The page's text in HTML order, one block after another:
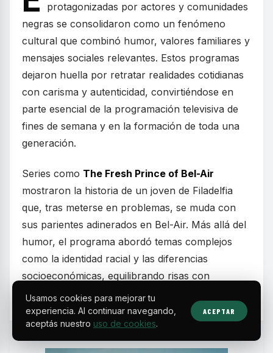
protagonizadas por actores y comunidades
negras se consolidaron como un fenómeno
cultural que combinó humor, valores familiares y
mensajes sociales relevantes. Estos programas
dejaron huella por retratar realidades cotidianas
con carisma y autenticidad, convirtiéndose en
parte esencial de la programación televisiva de
fines de semana y en la formación de toda una
generación.
Series como The Fresh Prince of Bel-Air
mostraron la historia de un joven de Filadelfia
que, tras meterse en problemas, se muda con
sus parientes adinerados en Bel-Air. Más allá del
humor, el programa abordó temas complejos
como la identidad racial y las diferencias
socioeconómicas, equilibrando risas con
momentos emotivos.
Usamos cookies para mejorar tu
experiencia. Al continuar navegando,
aceptás nuestro uso de cookies.
ACEPTAR